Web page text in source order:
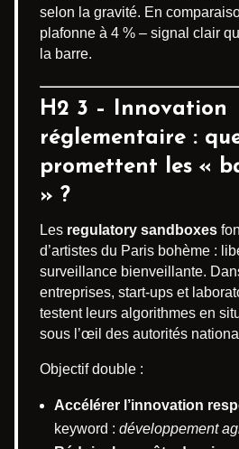
selon la gravité. En
plafonne à 4 % – signal clair
la barre.
H2 3 – Innovation
réglementaire :
promettent les «
» ?
Les regulatory sandboxes
d’artistes du Paris bohème :
surveillance bienveillante.
entreprises, start-ups et
testent leurs algorithmes en
sous l’œil des autorités
Objectif double :
Accélérer l’innovation
keyword : développement